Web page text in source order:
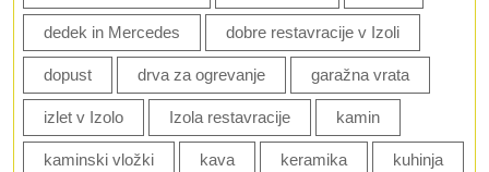
dedek in Mercedes dobre restavracije v Izoli
dopust drva za ogrevanje garažna vrata
izlet v Izolo Izola restavracije kamin
kaminski vložki kava keramika kuhinja